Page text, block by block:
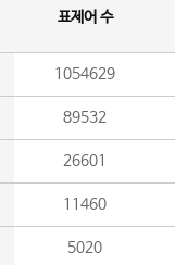
표제어 수
1054629
89532
26601
11460
5020